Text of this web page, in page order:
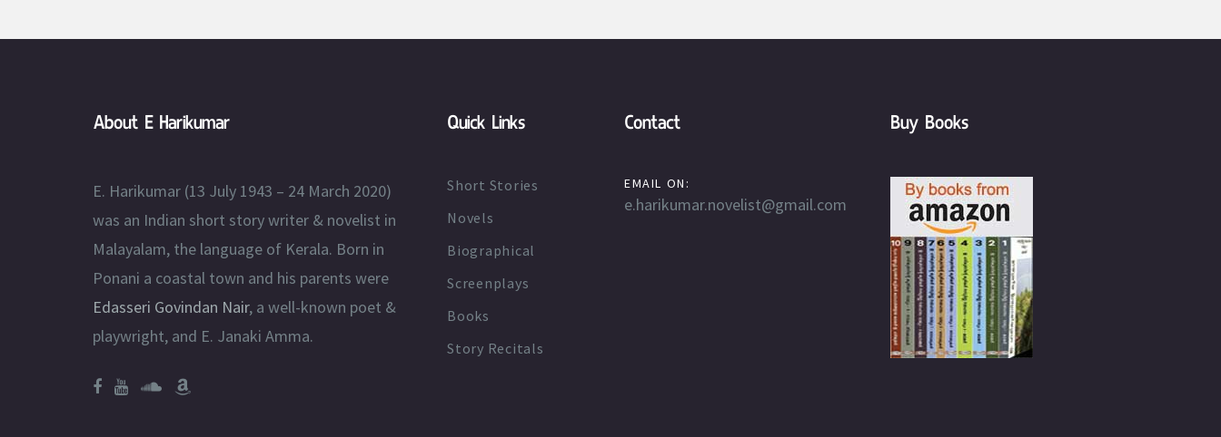
About E Harikumar
E. Harikumar (13 July 1943 – 24 March 2020)
was an Indian short story writer & novelist in
Malayalam, the language of Kerala. Born in
Ponani a coastal town and his parents were
Edasseri Govindan Nair, a well-known poet &
playwright, and E. Janaki Amma.
Quick Links
Short Stories
Novels
Biographical
Screenplays
Books
Story Recitals
Contact
EMAIL ON:
e.harikumar.novelist@gmail.com
Buy Books